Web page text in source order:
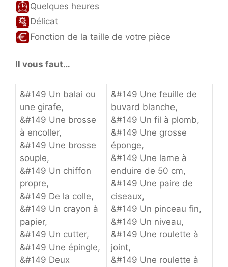
Quelques heures
Délicat
Fonction de la taille de votre pièce
Il vous faut…
&#149 Un balai ou
une girafe,
&#149 Une brosse
à encoller,
&#149 Une brosse
souple,
&#149 Un chiffon
propre,
&#149 De la colle,
&#149 Un crayon à
papier,
&#149 Un cutter,
&#149 Une épingle,
&#149 Deux
&#149 Une feuille de
buvard blanche,
&#149 Un fil à plomb,
&#149 Une grosse
éponge,
&#149 Une lame à
enduire de 50 cm,
&#149 Une paire de
ciseaux,
&#149 Un pinceau fin,
&#149 Un niveau,
&#149 Une roulette à
joint,
&#149 Une roulette à